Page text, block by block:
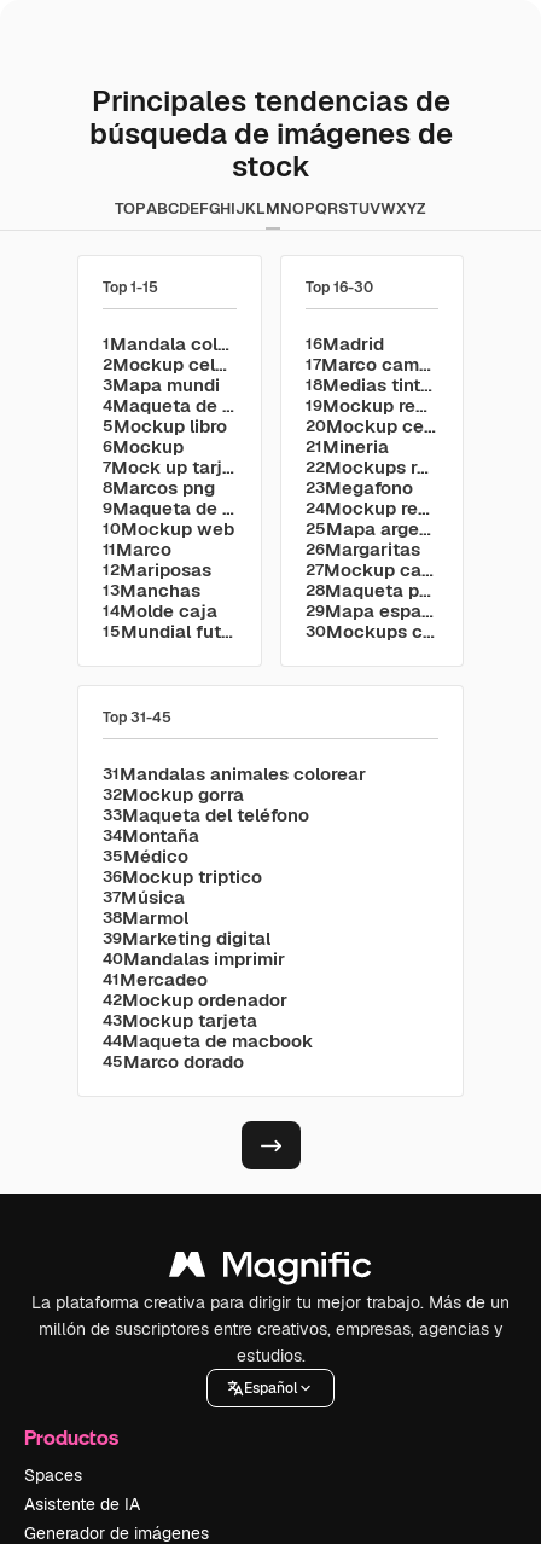
Principales tendencias de
búsqueda de imágenes de
stock
TOPABCDEFGHIJKLMNOPQRSTUVWXYZ
Top 1-15
1 Mandala colorear
2 Mockup celulares
3Mapa mundi
4 Maqueta de instagram
5Mockup libro
6Mockup
7 Mock up tarjetas presentacion
8Marcos png
9 Maqueta de iphone
10Mockup web
11Marco
12Mariposas
13Manchas
14Molde caja
15 Mundial futbol argentina
Top 16-30
16Madrid
17 Marco camara obs
18 Medias tintas
19 Mockup remera
20 Mockup celular
21Mineria
22 Mockups revista
23Megafono
24 Mockup redes sociales
25 Mapa argentina
26Margaritas
27 Mockup camiseta
28 Maqueta portátil
29 Mapa españa provincias
30 Mockups cartel
Top 31-45
31Mandalas animales colorear
32Mockup gorra
33Maqueta del teléfono
34Montaña
35Médico
36Mockup triptico
37Música
38Marmol
39Marketing digital
40Mandalas imprimir
41Mercadeo
42Mockup ordenador
43Mockup tarjeta
44Maqueta de macbook
45Marco dorado
La plataforma creativa para dirigir tu mejor trabajo. Más de un
millón de suscriptores entre creativos, empresas, agencias y
estudios.
Español
Productos
Spaces
Asistente de IA
Generador de imágenes